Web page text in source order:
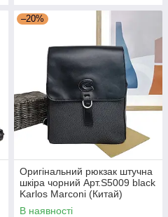
–20%
Оригінальний рюкзак штучна
шкіра чорний Арт.S5009 black
Karlos Marconi (Китай)
В наявності